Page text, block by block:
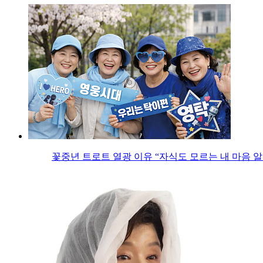
꽃중년 트로트 열광 이유 “자식도 모르는 내 마음